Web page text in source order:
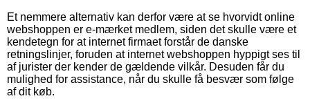
Et nemmere alternativ kan derfor være at se hvorvidt online
webshoppen er e-mærket medlem, siden det skulle være et
kendetegn for at internet firmaet forstår de danske
retningslinjer, foruden at internet webshoppen hyppigt ses til
af jurister der kender de gældende vilkår. Desuden får du
mulighed for assistance, når du skulle få besvær som følge
af dit køb.